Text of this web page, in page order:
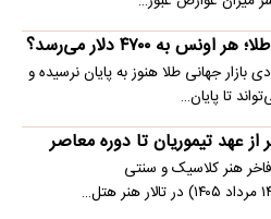
به ۴۷۰۰ دلار می‌رسد؟
جهانی طلا هنوز به پایان نرسیده و
تا پایان…
فاخر هنر کلاسیک و سنتی